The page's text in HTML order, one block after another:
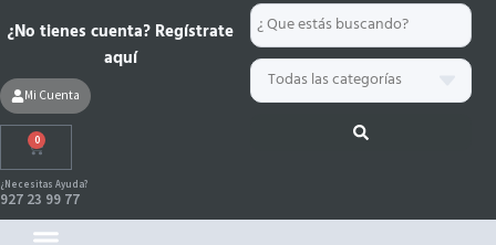
Search
...
¿No tienes cuenta? Regístrate
aquí
Mi Cuenta
0
Carrito
¿Necesitas Ayuda?
927 23 99 77